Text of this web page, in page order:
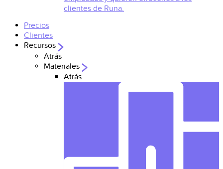
clientes de Runa.
Precios
Clientes
Recursos
Atrás
Materiales
Atrás